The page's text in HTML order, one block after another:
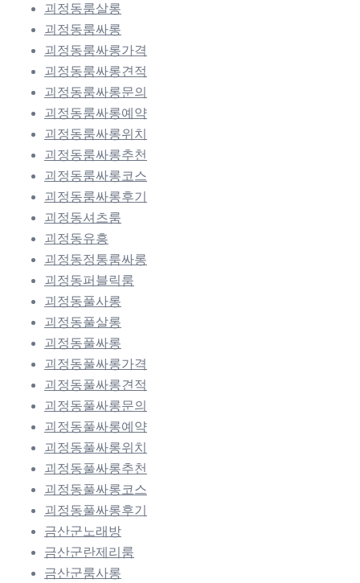
괴정동룸살롱
괴정동룸싸롱
괴정동룸싸롱가격
괴정동룸싸롱견적
괴정동룸싸롱문의
괴정동룸싸롱예약
괴정동룸싸롱위치
괴정동룸싸롱추천
괴정동룸싸롱코스
괴정동룸싸롱후기
괴정동셔츠룸
괴정동유흥
괴정동정통룸싸롱
괴정동퍼블릭룸
괴정동풀사롱
괴정동풀살롱
괴정동풀싸롱
괴정동풀싸롱가격
괴정동풀싸롱견적
괴정동풀싸롱문의
괴정동풀싸롱예약
괴정동풀싸롱위치
괴정동풀싸롱추천
괴정동풀싸롱코스
괴정동풀싸롱후기
금산군노래방
금산군란제리룸
금산군룸사롱